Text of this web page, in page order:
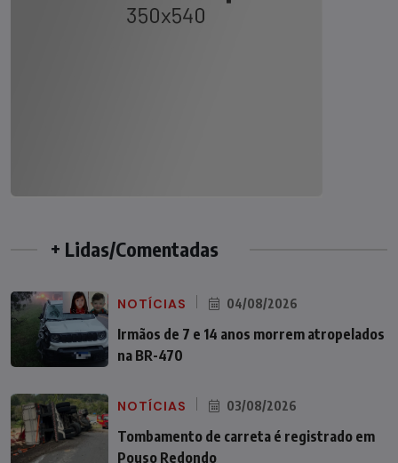
+ Lidas/Comentadas
NOTÍCIAS 04/08/2026
Irmãos de 7 e 14 anos morrem atropelados
na BR-470
NOTÍCIAS 03/08/2026
Tombamento de carreta é registrado em
Pouso Redondo